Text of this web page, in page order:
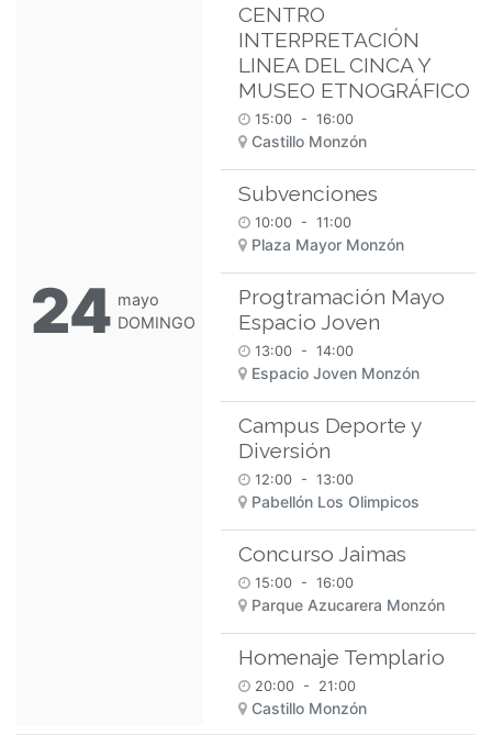
24 mayo
DOMINGO
CENTRO
INTERPRETACIÓN
LINEA DEL CINCA Y
MUSEO ETNOGRÁFICO
15:00 - 16:00
Castillo Monzón
Subvenciones
10:00 - 11:00
Plaza Mayor Monzón
Progtramación Mayo
Espacio Joven
13:00 - 14:00
Espacio Joven Monzón
Campus Deporte y
Diversión
12:00 - 13:00
Pabellón Los Olimpicos
Concurso Jaimas
15:00 - 16:00
Parque Azucarera Monzón
Homenaje Templario
20:00 - 21:00
Castillo Monzón